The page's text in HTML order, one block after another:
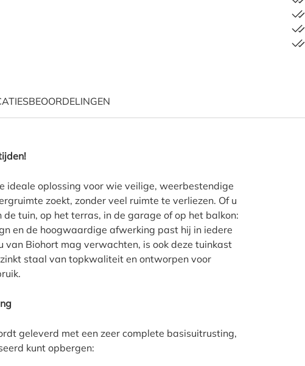
BEOORDELINGEN
"Biohort Tuinkast"
ideale oplossing voor wie veilige, weerbestendige
zoekt, zonder veel ruimte te verliezen. Of u
tuin, op het terras, in de garage of op het balkon:
en de hoogwaardige afwerking past hij in iedere
van Biohort mag verwachten, is ook deze tuinkast
staal van topkwaliteit en ontworpen voor
geleverd met een zeer complete basisuitrusting,
kunt opbergen: